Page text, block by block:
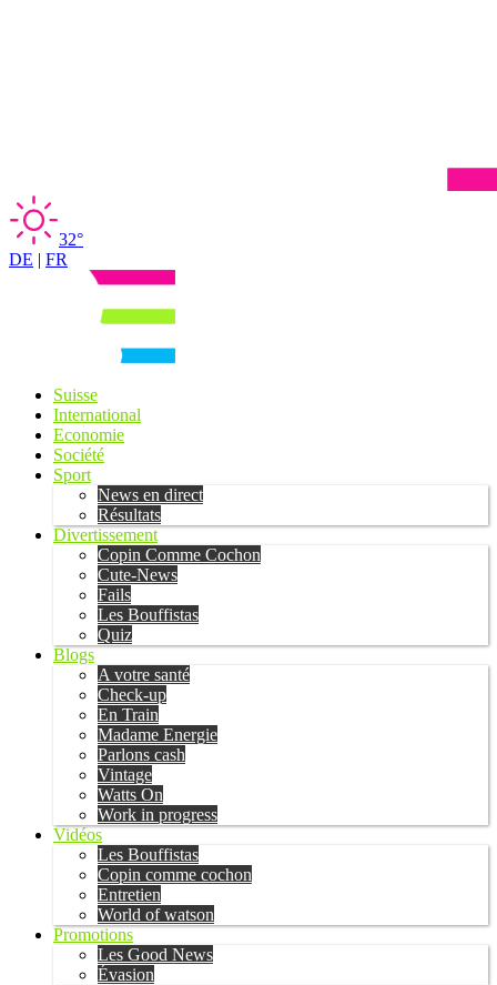
32°
DE | FR
Suisse
International
Economie
Société
Sport
News en direct
Résultats
Divertissement
Copin Comme Cochon
Cute-News
Fails
Les Bouffistas
Quiz
Blogs
A votre santé
Check-up
En Train
Madame Energie
Parlons cash
Vintage
Watts On
Work in progress
Vidéos
Les Bouffistas
Copin comme cochon
Entretien
World of watson
Promotions
Les Good News
Évasion